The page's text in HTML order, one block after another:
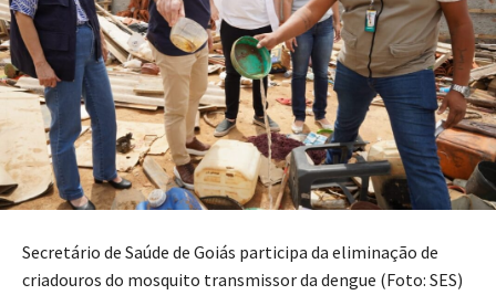
Secretário de Saúde de Goiás participa da eliminação de
criadouros do mosquito transmissor da dengue (Foto: SES)